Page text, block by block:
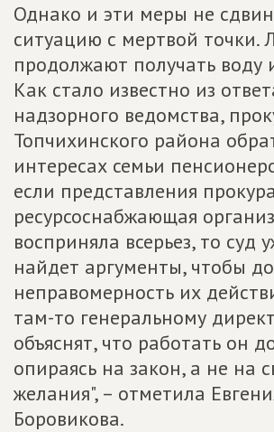
Однако и эти меры не
ситуацию с мертвой точки.
продолжают получать воду
Как стало известно из
надзорного ведомства,
Топчихинского района
интересах семьи
если представления
ресурсоснабжающая
восприняла всерьез, то суд
найдет аргументы, чтобы
неправомерность их
там-то генеральному
объяснят, что работать он
опираясь на закон, а не на
желания", – отметила
Боровикова.